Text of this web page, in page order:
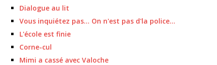
Dialogue au lit
Vous inquiétez pas… On n'est pas d'la police…
L'école est finie
Corne-cul
Mimi a cassé avec Valoche